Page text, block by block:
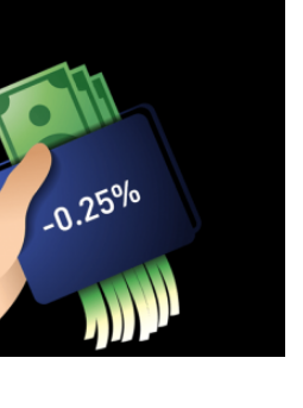
LINE EMAIL